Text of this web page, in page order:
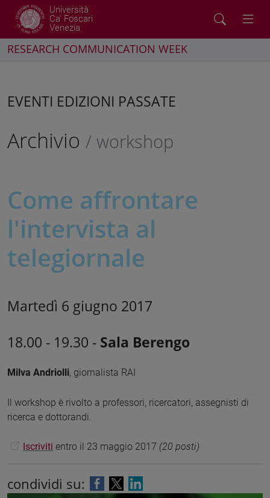
Università
Ca' Foscari
Venezia
RESEARCH COMMUNICATION WEEK
EVENTI EDIZIONI PASSATE
Archivio / workshop
Come affrontare
l'intervista al
telegiornale
Martedì 6 giugno 2017
18.00 - 19.30 - Sala Berengo
Milva Andriolli, giornalista RAI
Il workshop è rivolto a professori, ricercatori, assegnisti di
ricerca e dottorandi.
Iscriviti entro il 23 maggio 2017 (20 posti)
condividi su: